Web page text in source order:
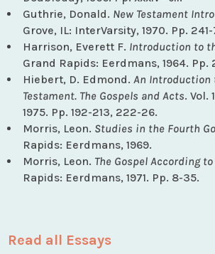
Guthrie, Donald. New Testament
Grove, IL: InterVarsity, 1970. Pp.
Harrison, Everett F. Introduction to
Grand Rapids: Eerdmans, 1964. Pp.
Hiebert, D. Edmond.An Introduction
Testament. The Gospels and Acts. Vol.
1975. Pp. 192-213, 222-26.
Morris, Leon. Studies in the Fourth
Rapids: Eerdmans, 1969.
Morris, Leon. The Gospel According to
Rapids: Eerdmans, 1971. Pp. 8-35.
Read all Essays